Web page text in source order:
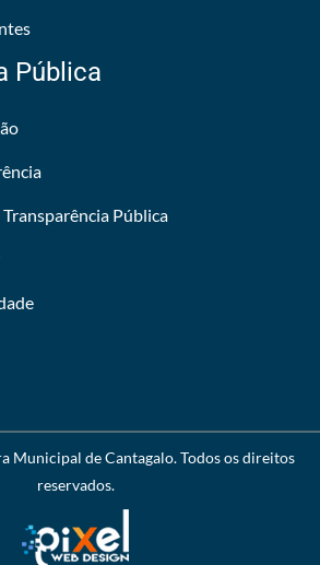
Pública
Pública
Municipal de Cantagalo. Todos os direitos
reservados.